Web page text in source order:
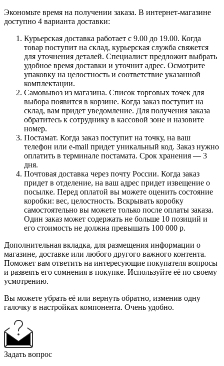
Экономьте время на получении заказа. В интернет-магазине
доступно 4 варианта доставки:
Курьерская доставка работает с 9.00 до 19.00. Когда
товар поступит на склад, курьерская служба свяжется
для уточнения деталей. Специалист предложит выбрать
удобное время доставки и уточнит адрес. Осмотрите
упаковку на целостность и соответствие указанной
комплектации.
Самовывоз из магазина. Список торговых точек для
выбора появится в корзине. Когда заказ поступит на
склад, вам придет уведомление. Для получения заказа
обратитесь к сотруднику в кассовой зоне и назовите
номер.
Постамат. Когда заказ поступит на точку, на ваш
телефон или e-mail придет уникальный код. Заказ нужно
оплатить в терминале постамата. Срок хранения — 3
дня.
Почтовая доставка через почту России. Когда заказ
придет в отделение, на ваш адрес придет извещение о
посылке. Перед оплатой вы можете оценить состояние
коробки: вес, целостность. Вскрывать коробку
самостоятельно вы можете только после оплаты заказа.
Один заказ может содержать не больше 10 позиций и
его стоимость не должна превышать 100 000 р.
Дополнительная вкладка, для размещения информации о
магазине, доставке или любого другого важного контента.
Поможет вам ответить на интересующие покупателя вопросы
и развеять его сомнения в покупке. Используйте её по своему
усмотрению.
Вы можете убрать её или вернуть обратно, изменив одну
галочку в настройках компонента. Очень удобно.
Задать вопрос